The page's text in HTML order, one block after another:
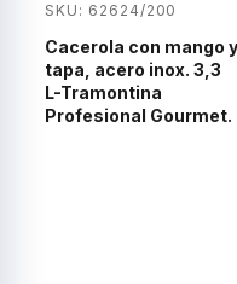
SKU: 62624/200
Cacerola con mango y
tapa, acero inox. 3,3
L-Tramontina
Profesional Gourmet.